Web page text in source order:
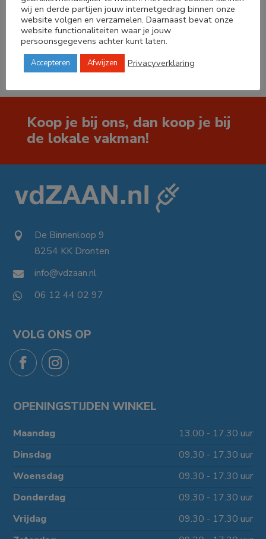
   
Koop je bij ons, dan koop je bij
de lokale vakman!
 De Binnenloop 9
8254 KK Dronten
 info@vdzaan.nl
 06 12 44 02 97
VOLG ONS OP
OPENINGSTIJDEN WINKEL
Maandag
13.00 - 17.30 uur
Dinsdag
09.30 - 17.30 uur
Woensdag
09.30 - 17.30 uur
Donderdag
09.30 - 17.30 uur
Vrijdag
09.30 - 17.30 uur
wij en derde partijen jouw internetgedrag binnen onze
website volgen en verzamelen. Daarnaast bevat onze
website functionaliteiten waar je jouw
persoonsgegevens achter kunt laten.
Accepteren Afwijzen Privacyverklaring